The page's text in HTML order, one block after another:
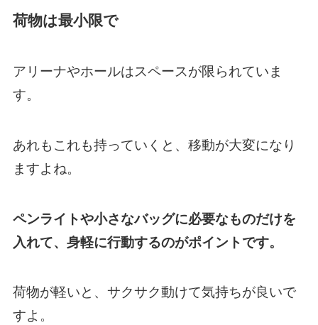
荷物は最小限で
アリーナやホールはスペースが限られていま
す。
あれもこれも持っていくと、移動が大変になり
ますよね。
ペンライトや小さなバッグに必要なものだけを
入れて、身軽に行動するのがポイントです。
荷物が軽いと、サクサク動けて気持ちが良いで
すよ。